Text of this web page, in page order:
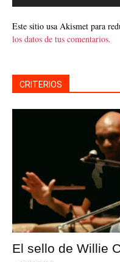
Este sitio usa Akismet para
los datos de tus comentarios.
CRITERIOS
El sello de Willie